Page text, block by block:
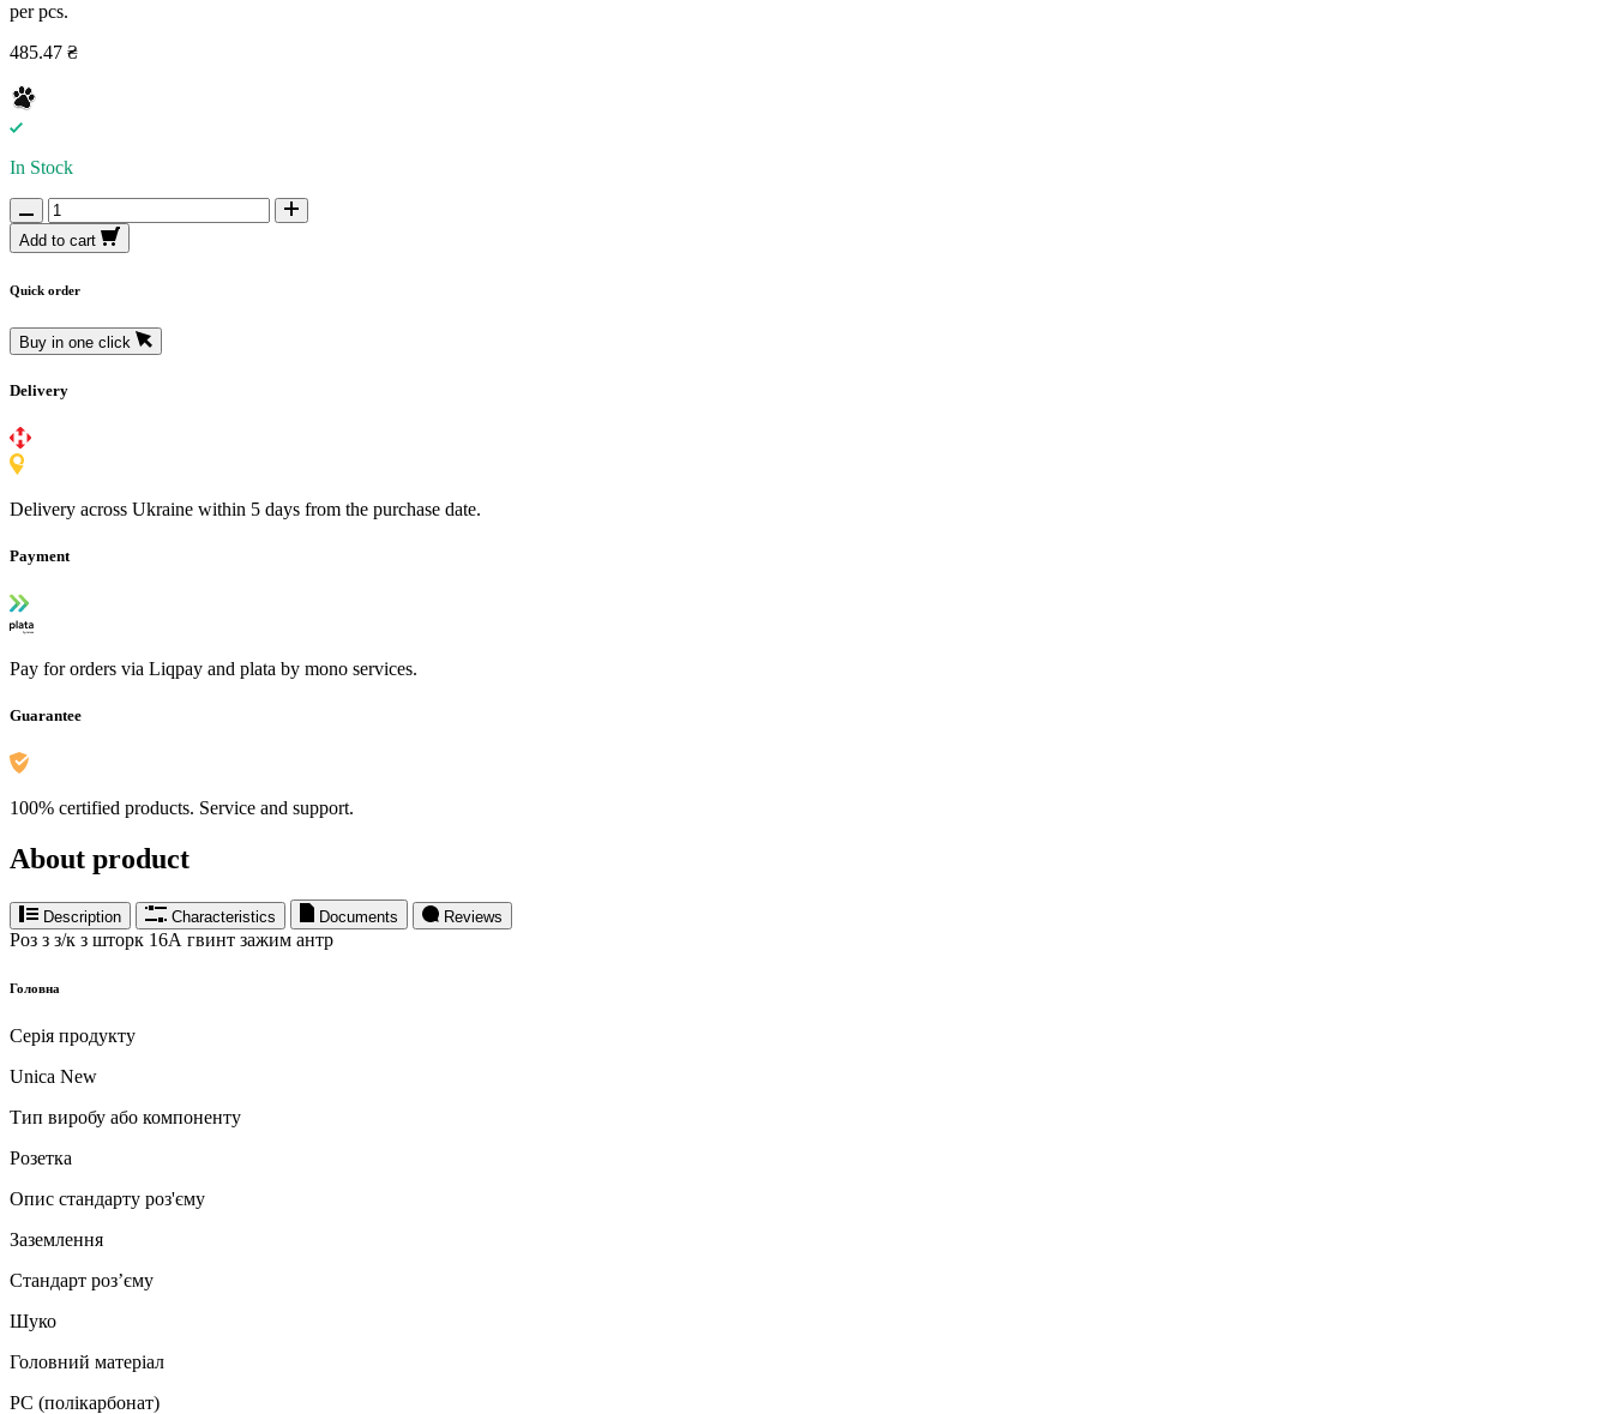
per pcs.
485.47 ₴
In Stock
Add to cart
Quick order
Buy in one click
Delivery
Delivery across Ukraine within 5 days from the purchase date.
Payment
Pay for orders via Liqpay and plata by mono services.
Guarantee
100% certified products. Service and support.
About product
Description Characteristics Documents Reviews
Роз з з/к з шторк 16А гвинт зажим антр
Головна
Серія продукту
Unica New
Тип виробу або компоненту
Розетка
Опис стандарту роз'єму
Заземлення
Стандарт роз’єму
Шуко
Головний матеріал
PC (полікарбонат)